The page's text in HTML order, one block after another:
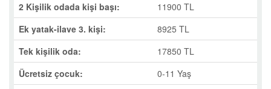
2 Kişilik odada kişi başı:
11900 TL
Ek yatak-ilave 3. kişi:
8925 TL
Tek kişilik oda:
17850 TL
Ücretsiz çocuk:
0-11 Yaş